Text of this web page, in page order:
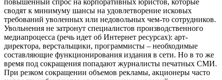
сводят к минимуму шансы на удовлетворение исковых
требований уволенных или недовольных чем-то сотрудников.
Увольнения не затронут специалистов производственного
медиапроцесса (речь идет об Интернет ресурсах): арт-
директора, верстальщики, программисты – необходимые
составляющие функционирования издания в сети. Но в то же
время под сокращения попадают журналисты печатных СМИ.
При резком сокращении объемов рекламы, акционеры часто